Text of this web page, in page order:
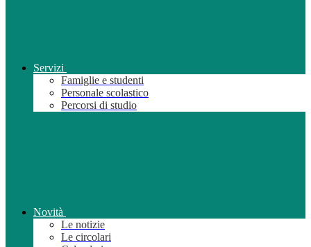
Servizi
Famiglie e studenti
Personale scolastico
Percorsi di studio
Novità
Le notizie
Le circolari